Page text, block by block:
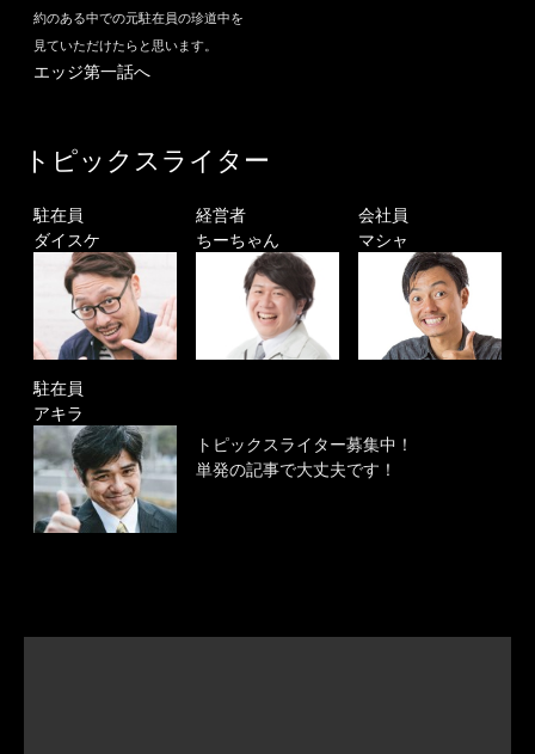
約のある中での元駐在員の珍道中を
見ていただけたらと思います。
エッジ第一話へ
トピックスライター
駐在員
ダイスケ
経営者
ちーちゃん
会社員
マシャ
駐在員
アキラ
トピックスライター募集中！
単発の記事で大丈夫です！